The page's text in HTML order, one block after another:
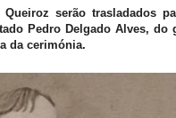
serão trasladados
Pedro Delgado Alves,
da cerimónia.